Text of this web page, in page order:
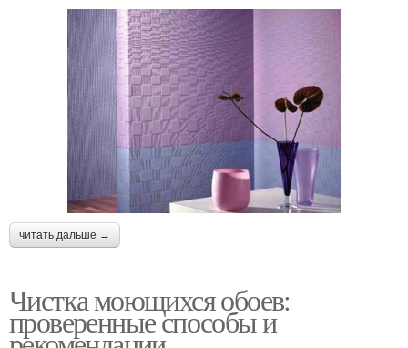
читать дальше →
Чистка моющихся обоев:
проверенные способы и